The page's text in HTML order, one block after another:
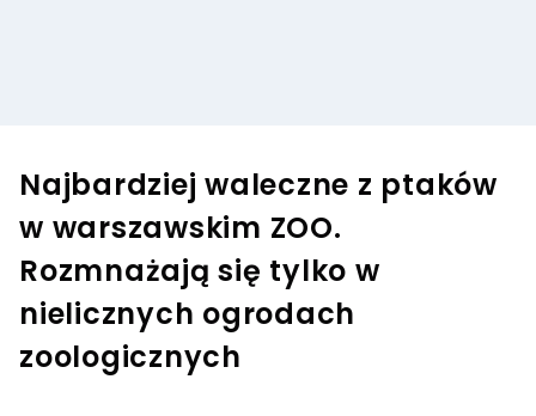
Najbardziej waleczne z ptaków
w warszawskim ZOO.
Rozmnażają się tylko w
nielicznych ogrodach
zoologicznych